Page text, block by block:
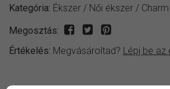
Kategória: Ékszer / Női ékszer / Charm
Megosztás:
Értékelés: Megvásároltad? Lépj be az